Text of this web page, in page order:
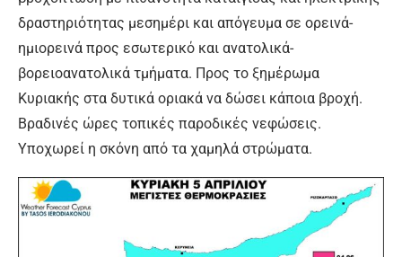
δραστηριότητας μεσημέρι και απόγευμα σε ορεινά-
ημιορεινά προς εσωτερικό και ανατολικά-
βορειοανατολικά τμήματα. Προς το ξημέρωμα
Κυριακής στα δυτικά οριακά να δώσει κάποια βροχή.
Βραδινές ώρες τοπικές παροδικές νεφώσεις.
Υποχωρεί η σκόνη από τα χαμηλά στρώματα.